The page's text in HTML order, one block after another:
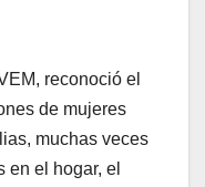
reconoció el
de mujeres
muchas veces
el hogar, el